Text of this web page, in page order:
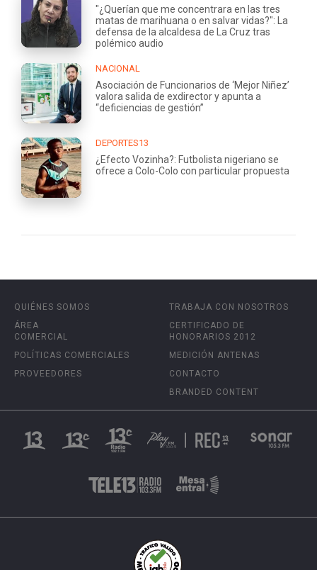
"¿Querían que me concentrara en las tres
matas de marihuana o en salvar vidas?": La
defensa de la alcaldesa de La Cruz tras
polémico audio
NACIONAL
Asociación de Funcionarios de ‘Mejor Niñez’
valora salida de exdirector y apunta a
“deficiencias de gestión”
DEPORTES13
¿Efecto Vozinha?: Futbolista nigeriano se
ofrece a Colo-Colo con particular propuesta
QUIÉNES SOMOS
ÁREA
COMERCIAL
POLÍTICAS COMERCIALES
PROVEEDORES
TRABAJA CON NOSOTROS
CERTIFICADO DE
HONORARIOS 2012
MEDICIÓN ANTENAS
CONTACTO
BRANDED CONTENT